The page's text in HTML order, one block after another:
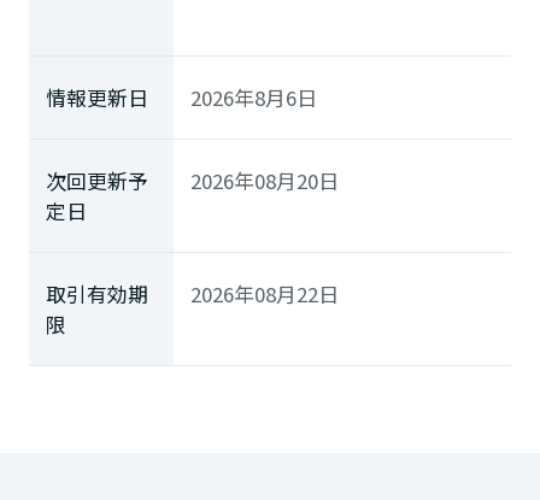
情報更新日 2026年8月6日
次回更新予
定日
2026年08月20日
取引有効期
限
2026年08月22日